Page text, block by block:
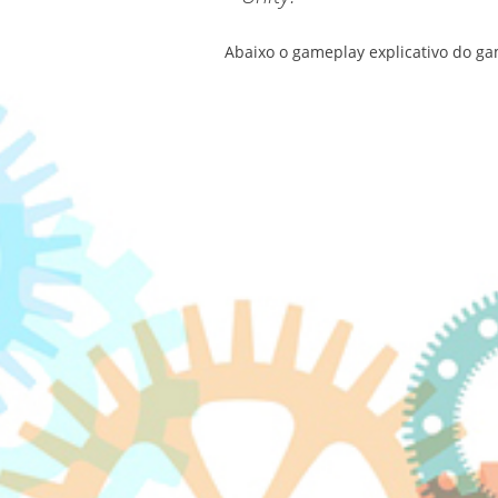
Abaixo o gameplay explicativo do